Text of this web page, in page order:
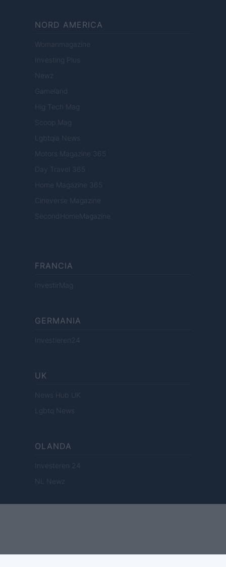
NORD AMERICA
Womanmagazine
Investing Plus
Newz
Gameland
Hig Tech Mag
Scoop Mag
Lgbtqia News
Motors Magazine 365
Day Travel 365
Home Magazine 365
Cineverse Magazine
SecondHomeMagazine
FRANCIA
InvestirMag
GERMANIA
Investieren24
UK
News Hub UK
Lgbtq News
OLANDA
Investeren 24
NL Newz